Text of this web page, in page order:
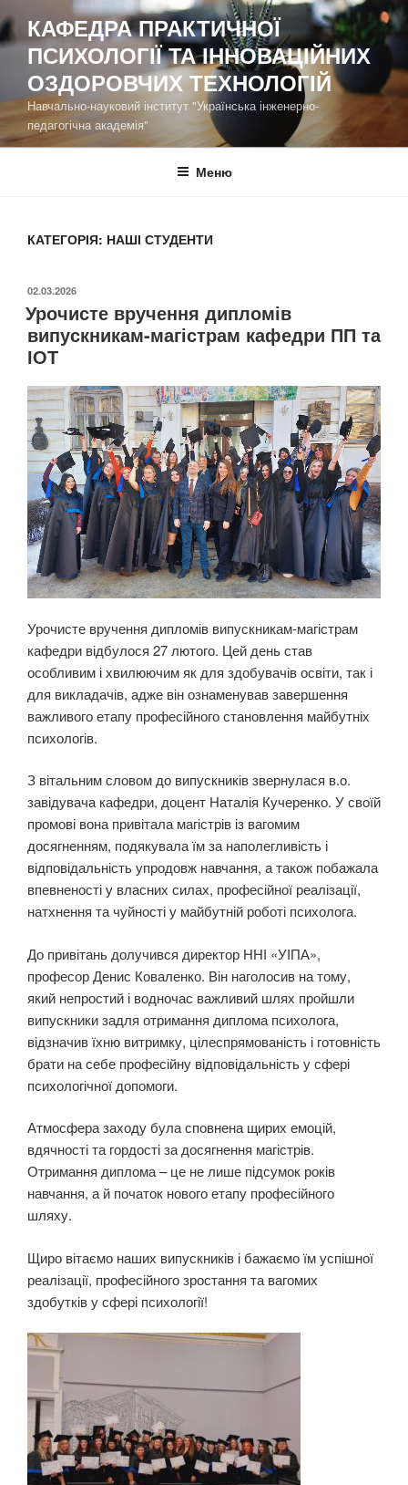
до
вмісту
КАФЕДРА ПРАКТИЧНОЇ
ПСИХОЛОГІЇ ТА ІННОВАЦІЙНИХ
ОЗДОРОВЧИХ ТЕХНОЛОГІЙ
Навчально-науковий інститут "Українська інженерно-
педагогічна академія"
Меню
КАТЕГОРІЯ: НАШІ СТУДЕНТИ
ОПУБЛІКОВАНО
02.03.2026
Урочисте вручення дипломів
випускникам-магістрам кафедри ПП та
ІОТ
Урочисте вручення дипломів випускникам-магістрам
кафедри відбулося 27 лютого. Цей день став
особливим і хвилюючим як для здобувачів освіти, так і
для викладачів, адже він ознаменував завершення
важливого етапу професійного становлення майбутніх
психологів.
З вітальним словом до випускників звернулася в.о.
завідувача кафедри, доцент Наталія Кучеренко. У своїй
промові вона привітала магістрів із вагомим
досягненням, подякувала їм за наполегливість і
відповідальність упродовж навчання, а також побажала
впевненості у власних силах, професійної реалізації,
натхнення та чуйності у майбутній роботі психолога.
До привітань долучився директор ННІ «УІПА»,
професор Денис Коваленко. Він наголосив на тому,
який непростий і водночас важливий шлях пройшли
випускники задля отримання диплома психолога,
відзначив їхню витримку, цілеспрямованість і готовність
брати на себе професійну відповідальність у сфері
психологічної допомоги.
Атмосфера заходу була сповнена щирих емоцій,
вдячності та гордості за досягнення магістрів.
Отримання диплома – це не лише підсумок років
навчання, а й початок нового етапу професійного
шляху.
Щиро вітаємо наших випускників і бажаємо їм успішної
реалізації, професійного зростання та вагомих
здобутків у сфері психології!